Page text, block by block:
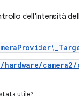
dell'intensità
utile?